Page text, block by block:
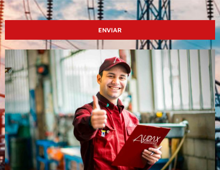
ENVIAR